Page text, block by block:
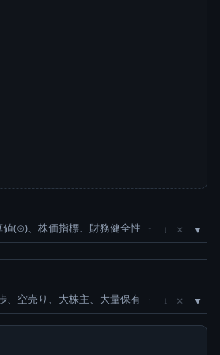
値(⊙)、株価指標、財務健全性 ↑ ↓ ×
、空売り、大株主、大量保有 ↑ ↓ ×